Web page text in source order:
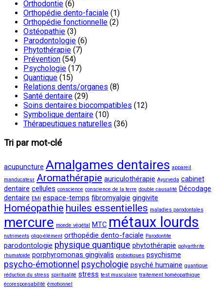
Orthodontie (6)
Orthopédie dento-faciale (1)
Orthopédie fonctionnelle (2)
Ostéopathie (3)
Parodontologie (6)
Phytothérapie (7)
Prévention (54)
Psychologie (17)
Quantique (15)
Relations dents/organes (8)
Santé dentaire (29)
Soins dentaires biocompatibles (12)
Symbolique dentaire (10)
Thérapeutiques naturelles (36)
Tri par mot-clé
acupuncture Amalgames dentaires appareil
manducateur Aromathérapie auriculothérapie Ayurveda cabinet
dentaire cellules conscience conscience de la terre double causalité Décodage
dentaire EMI espace-temps fibromyalgie gingivite
Homéopathie huiles essentielles maladies parodontales
mercure monde végétal MTC métaux lourds
nutriments oligo-élément orthopédie dento-faciale Parodontite
parodontologie physique quantique phytothérapie polyarthrite
rhumatoïde porphyromonas gingivalis probiotiques psychisme
psycho-émotionnel psychologie psyché humaine quantique
réduction du stress spiritualité stress test musculaire traitement homéopathique
écoresponsabilité émotionnel